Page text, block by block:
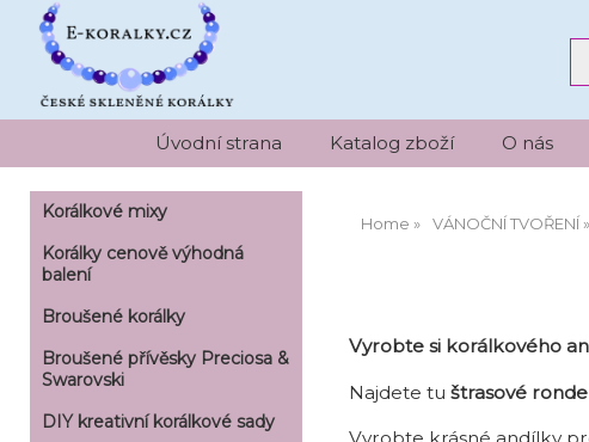
Úvodní strana Katalog zboží O nás
Home VÁNOČNÍ TVOŘENÍ
Vyrobte si korálkového
Najdete tu štrasové
Korálkové mixy
Korálky cenově výhodná
balení
Broušené korálky
Broušené přívěsky Preciosa &
Swarovski
DIY kreativní korálkové sady